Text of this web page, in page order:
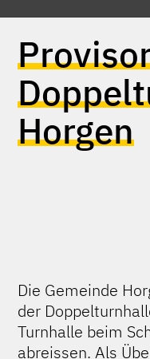
Horgen
Die Gemeinde
der
Turnhalle beim
abreissen. Als